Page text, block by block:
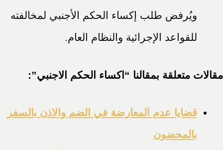
ويُرفض طلب إكساء الحكم الأجنبي لمخالفته
للقواعد الإجرائية والنظام العام.
مقالات متعلقة بمقالنا “اكساء الحكم الاجنبي”:
قضايا عدم المعارضة في الضم والاذن بالسفر
بالمحضون